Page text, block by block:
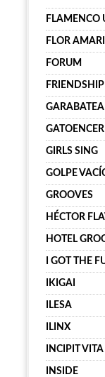
FLAMENCO
FLOR
FORUM
FRIENDSHIP
GIRLS SING
GOLPE
GROOVES
HÉCTOR
HOTEL
I GOT THE
IKIGAI
ILESA
ILINX
INCIPIT
INSIDE